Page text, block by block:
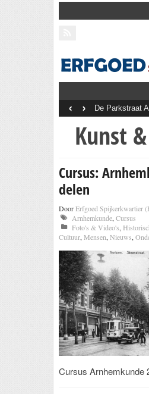
De Parkstraat
‹ ›
Kunst
Cursus:
delen
DoorErfgoed Spijkerkwartier
Arnhemkunde, Cursus
Foto's & Video's,
Cultuur, Mensen, Nieuws,
Cursus Arnhemkunde